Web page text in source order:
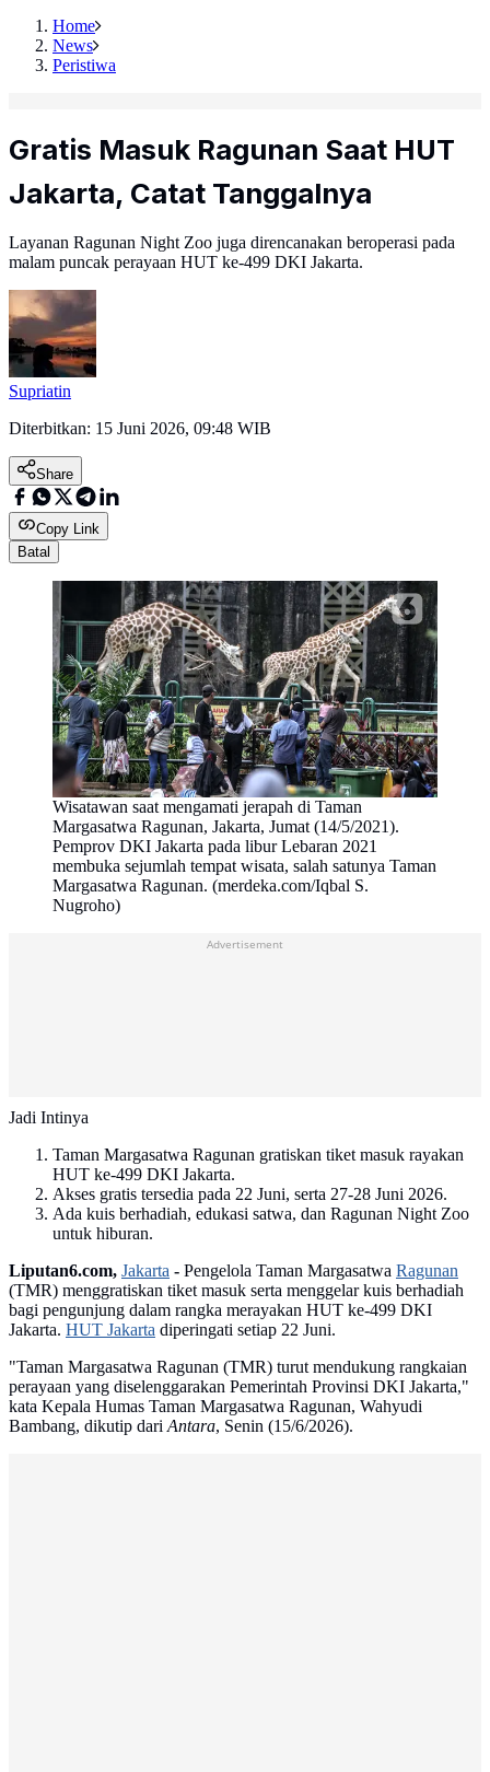
Home
News
Peristiwa
Gratis Masuk Ragunan Saat HUT
Jakarta, Catat Tanggalnya
Layanan Ragunan Night Zoo juga direncanakan beroperasi pada
malam puncak perayaan HUT ke-499 DKI Jakarta.
Supriatin
Diterbitkan: 15 Juni 2026, 09:48 WIB
Share
Copy Link
Batal
Wisatawan saat mengamati jerapah di Taman
Margasatwa Ragunan, Jakarta, Jumat (14/5/2021).
Pemprov DKI Jakarta pada libur Lebaran 2021
membuka sejumlah tempat wisata, salah satunya Taman
Margasatwa Ragunan. (merdeka.com/Iqbal S.
Nugroho)
Advertisement
Jadi Intinya
Taman Margasatwa Ragunan gratiskan tiket masuk rayakan
HUT ke-499 DKI Jakarta.
Akses gratis tersedia pada 22 Juni, serta 27-28 Juni 2026.
Ada kuis berhadiah, edukasi satwa, dan Ragunan Night Zoo
untuk hiburan.
Liputan6.com, Jakarta - Pengelola Taman Margasatwa Ragunan
(TMR) menggratiskan tiket masuk serta menggelar kuis berhadiah
bagi pengunjung dalam rangka merayakan HUT ke-499 DKI
Jakarta. HUT Jakarta diperingati setiap 22 Juni.
"Taman Margasatwa Ragunan (TMR) turut mendukung rangkaian
perayaan yang diselenggarakan Pemerintah Provinsi DKI Jakarta,"
kata Kepala Humas Taman Margasatwa Ragunan, Wahyudi
Bambang, dikutip dariAntara, Senin (15/6/2026).